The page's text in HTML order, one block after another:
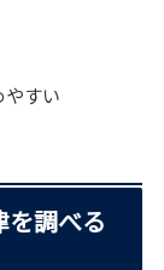
すい
を調べる